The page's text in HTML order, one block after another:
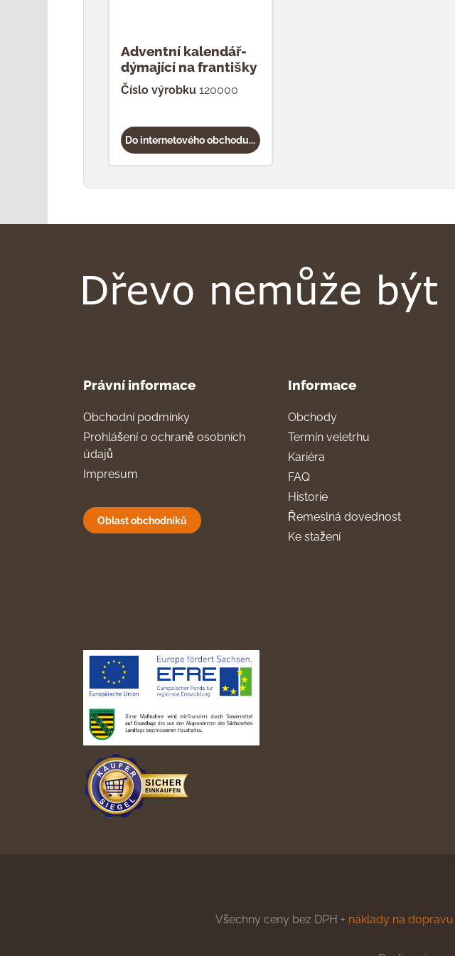
Adventní kalendář-
dýmající na františky
Číslo výrobku 120000
Do internetového obchodu...
Právní informace
Obchodní podmínky
Prohlášení o ochraně osobních
údajů
Impresum
Oblast obchodníků
Informace
Obchody
Termín veletrhu
Kariéra
FAQ
Historie
Řemeslná dovednost
Ke stažení
Všechny ceny bez DPH + náklady na dopravu